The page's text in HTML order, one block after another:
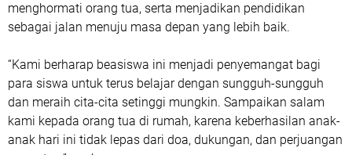
menghormati orang tua, serta menjadikan pendidikan
sebagai jalan menuju masa depan yang lebih baik.
“Kami berharap beasiswa ini menjadi penyemangat bagi
para siswa untuk terus belajar dengan sungguh-sungguh
dan meraih cita-cita setinggi mungkin. Sampaikan salam
kami kepada orang tua di rumah, karena keberhasilan anak-
anak hari ini tidak lepas dari doa, dukungan, dan perjuangan